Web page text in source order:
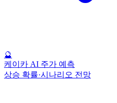
🔮
케이카 AI 주가 예측
상승 확률·시나리오 전망